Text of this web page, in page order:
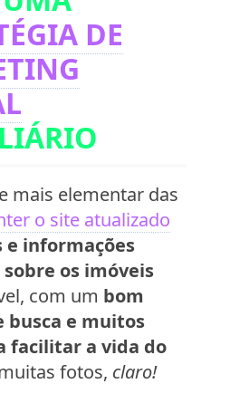
DE
mais elementar das
o site atualizado
e informações
os imóveis
com um bom
busca e muitos
facilitar a vida do
fotos, claro!